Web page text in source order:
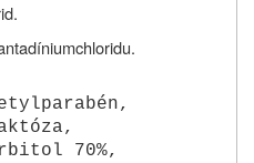
70%,